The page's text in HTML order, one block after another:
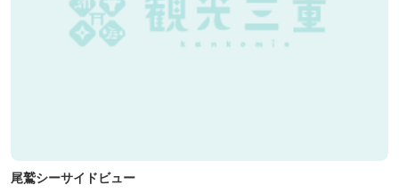
尾鷲シーサイドビュー